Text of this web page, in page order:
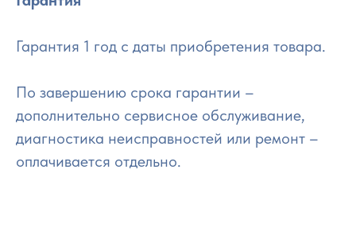
Гарантия 1 год с даты приобретения товара.
По завершению срока гарантии –
дополнительно сервисное обслуживание,
диагностика неисправностей или ремонт –
оплачивается отдельно.